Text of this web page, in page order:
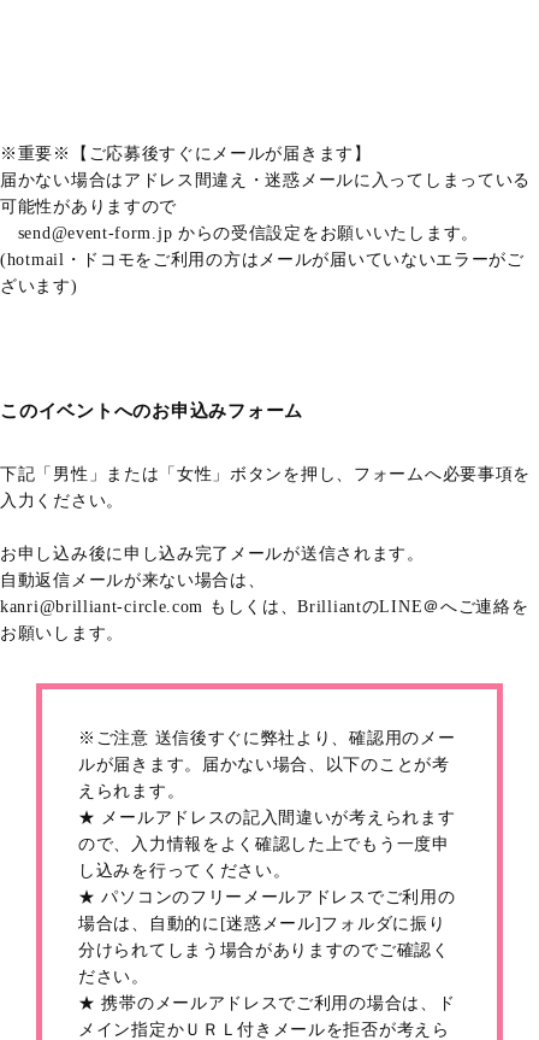
※重要※【ご応募後すぐにメールが届きます】
届かない場合はアドレス間違え・迷惑メールに入ってしまっている
可能性がありますので
send@event-form.jp からの受信設定をお願いいたします。
(hotmail・ドコモをご利用の方はメールが届いていないエラーがご
ざいます)
このイベントへのお申込みフォーム
下記「男性」または「女性」ボタンを押し、フォームへ必要事項を
入力ください。
お申し込み後に申し込み完了メールが送信されます。
自動返信メールが来ない場合は、
kanri@brilliant-circle.com もしくは、BrilliantのLINE＠へご連絡を
お願いします。
※ご注意 送信後すぐに弊社より、確認用のメー
ルが届きます。届かない場合、以下のことが考
えられます。
★ メールアドレスの記入間違いが考えられます
ので、入力情報をよく確認した上でもう一度申
し込みを行ってください。
★ パソコンのフリーメールアドレスでご利用の
場合は、自動的に[迷惑メール]フォルダに振り
分けられてしまう場合がありますのでご確認く
ださい。
★ 携帯のメールアドレスでご利用の場合は、ド
メイン指定かＵＲＬ付きメールを拒否が考えら